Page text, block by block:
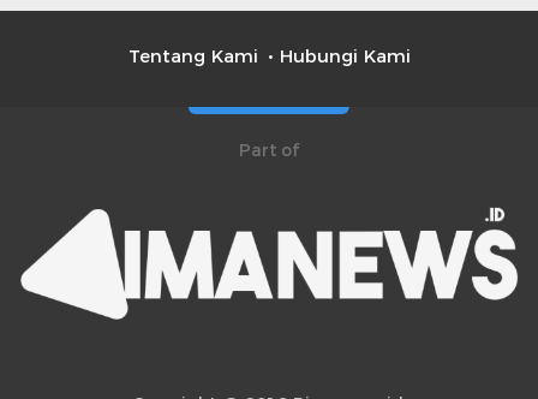
Tentang Kami Hubungi Kami
Part of